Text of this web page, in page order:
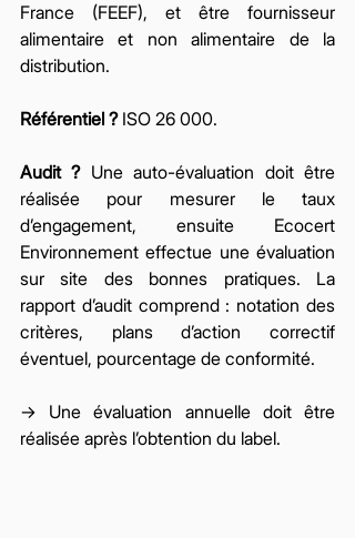
France (FEEF), et être fournisseur
alimentaire et non alimentaire de la
distribution.
Référentiel ? ISO 26 000.
Audit ? Une auto-évaluation doit être
réalisée pour mesurer le taux
d’engagement, ensuite Ecocert
Environnement effectue une évaluation
sur site des bonnes pratiques. La
rapport d’audit comprend : notation des
critères, plans d’action correctif
éventuel, pourcentage de conformité.
→ Une évaluation annuelle doit être
réalisée après l’obtention du label.